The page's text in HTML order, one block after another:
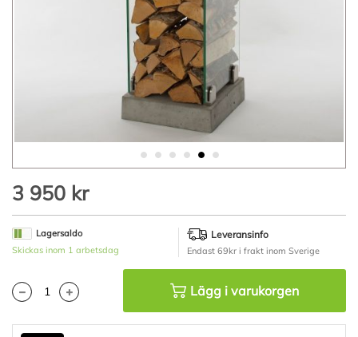
till
bildgalleriet
3 950 kr
Lagersaldo
Skickas inom 1 arbetsdag
Leveransinfo
Endast 69kr i frakt inom Sverige
Lägg i varukorgen